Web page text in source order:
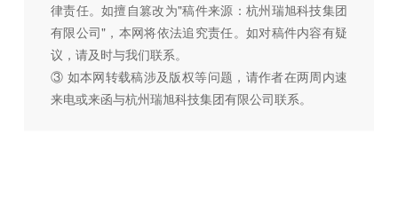
律责任。如擅自篡改为"稿件来源：杭州瑞旭科技集团
有限公司"，本网将依法追究责任。如对稿件内容有疑
议，请及时与我们联系。
③ 如本网转载稿涉及版权等问题，请作者在两周内速
来电或来函与杭州瑞旭科技集团有限公司联系。